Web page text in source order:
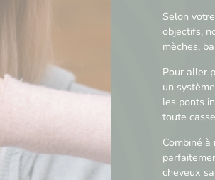
Selon
objectifs,
mèches,
Pour aller
un
les ponts
toute
Combiné
cheveux